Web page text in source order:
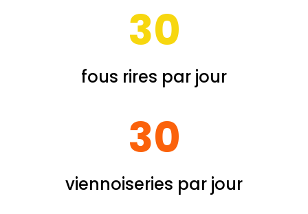
30
fous rires par jour
30
viennoiseries par jour